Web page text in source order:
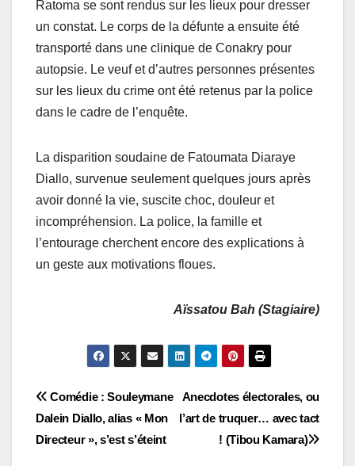
Ratoma se sont rendus sur les lieux pour dresser
un constat. Le corps de la défunte a ensuite été
transporté dans une clinique de Conakry pour
autopsie. Le veuf et d’autres personnes présentes
sur les lieux du crime ont été retenus par la police
dans le cadre de l’enquête.
La disparition soudaine de Fatoumata Diaraye
Diallo, survenue seulement quelques jours après
avoir donné la vie, suscite choc, douleur et
incompréhension. La police, la famille et
l’entourage cherchent encore des explications à
un geste aux motivations floues.
Aïssatou Bah (Stagiaire)
Navigation
de
Anecdotes électorales, ou
l’art de truquer… avec tact
! (Tibou Kamara)
Comédie : Souleymane
Dalein Diallo, alias « Mon
Directeur », s’est s’éteint